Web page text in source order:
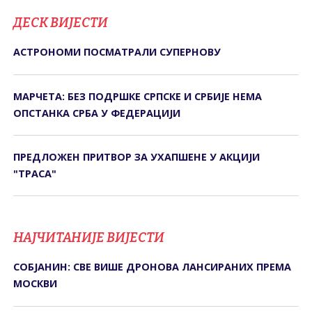
ДЕСК ВИЈЕСТИ
АСТРОНОМИ ПОСМАТРАЛИ СУПЕРНОВУ
МАРЧЕТА: БЕЗ ПОДРШКЕ СРПСКЕ И СРБИЈЕ НЕМА
ОПСТАНКА СРБА У ФЕДЕРАЦИЈИ
ПРЕДЛОЖЕН ПРИТВОР ЗА УХАПШЕНЕ У АКЦИЈИ
"ТРАСА"
НАЈЧИТАНИЈЕ ВИЈЕСТИ
СОБЈАНИН: СВЕ ВИШЕ ДРОНОВА ЛАНСИРАНИХ ПРЕМА
МОСКВИ